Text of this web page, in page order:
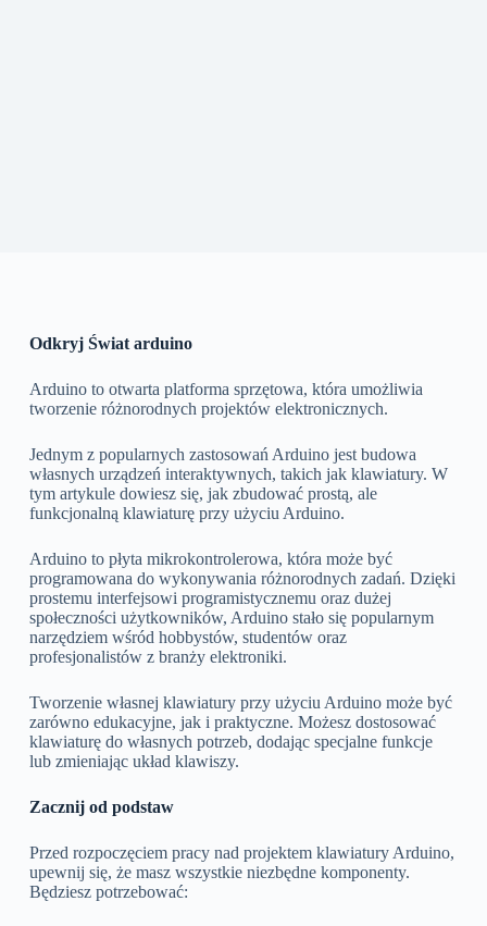
Odkryj Świat arduino
Arduino to otwarta platforma sprzętowa, która umożliwia
tworzenie różnorodnych projektów elektronicznych.
Jednym z popularnych zastosowań Arduino jest budowa
własnych urządzeń interaktywnych, takich jak klawiatury. W
tym artykule dowiesz się, jak zbudować prostą, ale
funkcjonalną klawiaturę przy użyciu Arduino.
Arduino to płyta mikrokontrolerowa, która może być
programowana do wykonywania różnorodnych zadań. Dzięki
prostemu interfejsowi programistycznemu oraz dużej
społeczności użytkowników, Arduino stało się popularnym
narzędziem wśród hobbystów, studentów oraz
profesjonalistów z branży elektroniki.
Tworzenie własnej klawiatury przy użyciu Arduino może być
zarówno edukacyjne, jak i praktyczne. Możesz dostosować
klawiaturę do własnych potrzeb, dodając specjalne funkcje
lub zmieniając układ klawiszy.
Zacznij od podstaw
Przed rozpoczęciem pracy nad projektem klawiatury Arduino,
upewnij się, że masz wszystkie niezbędne komponenty.
Będziesz potrzebować: